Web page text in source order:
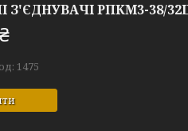
З'ЄДНУВАЧІ РПКМ3-38/
1475